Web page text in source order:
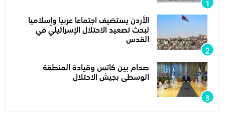
الأردن يستضيف اجتماعا عربيا وإسلاميا
لبحث تصعيد الاحتلال الإسرائيلي في
القدس
صدام بين كاتس وقيادة المنطقة
الوسطى بجيش الاحتلال